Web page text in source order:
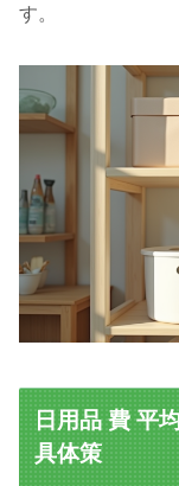
す。
日用品 費 平
具体策